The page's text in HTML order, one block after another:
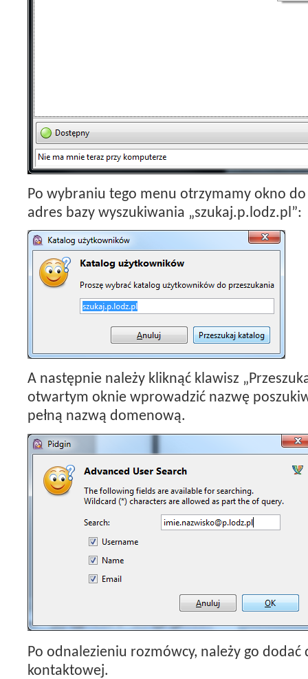
Po wybraniu tego menu otrzymamy okno
adres bazy wyszukiwania „szukaj.p.lodz.pl”:
A następnie należy kliknąć klawisz
otwartym oknie wprowadzić nazwę
pełną nazwą domenową.
Po odnalezieniu rozmówcy, należy go dodać
kontaktowej.